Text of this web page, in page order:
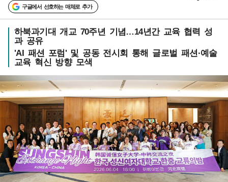
구글에서 선호하는 매체로 추가
하북과기대 개교 70주년 기념…14년간 교육 협력 성
과 공유
'AI 패션 포럼' 및 공동 전시회 통해 글로벌 패션·예술
교육 혁신 방향 모색